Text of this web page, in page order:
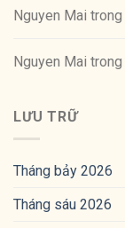
Nguyen Mai trong
Nguyen Mai trong
LƯU TRỮ
Tháng bảy 2026
Tháng sáu 2026